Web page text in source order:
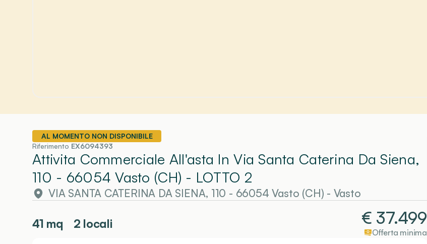
AL MOMENTO NON DISPONIBILE
Riferimento EX6094393
Attivita Commerciale All'asta In Via Santa Caterina Da Siena,
110 - 66054 Vasto (CH) - LOTTO 2
VIA SANTA CATERINA DA SIENA, 110 - 66054 Vasto (CH) - Vasto
41 mq 2 locali € 37.499
Offerta minima